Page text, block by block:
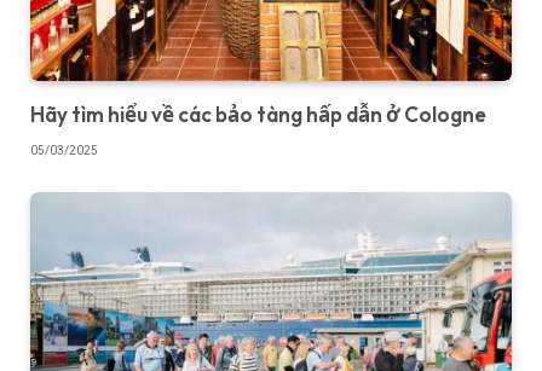
Hãy tìm hiểu về các bảo tàng hấp dẫn ở Cologne
05/03/2025